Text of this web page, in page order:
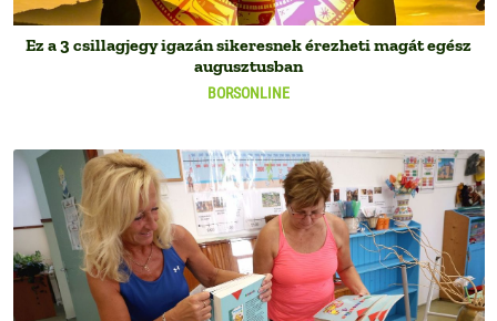
BORSONLINE
Ez a 3 csillagjegy igazán sikeresnek érezheti magát egész
augusztusban